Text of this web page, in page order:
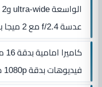
عدسة f/2.4 مع 2 ميجا بكسل للعمق مع فلاش LED.
فيديوهات بدقة 1080p مع 30 لقطة فى الثانية.